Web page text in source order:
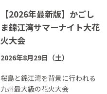
【2026年最新版】かごし
ま錦江湾サマーナイト大花
火大会
2026年8月29日（土）
桜島と錦江湾を背景に行われる
九州最大級の花火大会